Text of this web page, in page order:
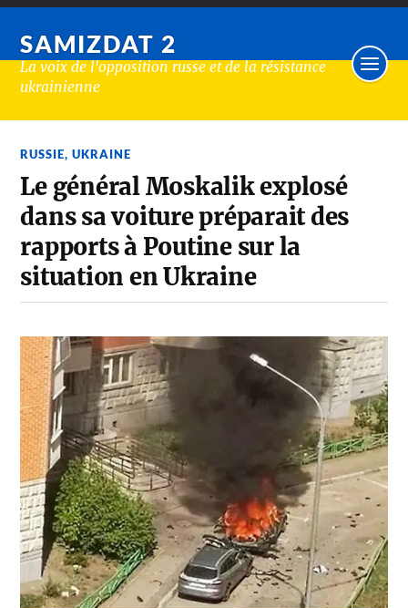
SAMIZDAT 2
La voix de l'opposition russe et de la résistance
ukrainienne
RUSSIE,UKRAINE
Le général Moskalik explosé
dans sa voiture préparait des
rapports à Poutine sur la
situation en Ukraine